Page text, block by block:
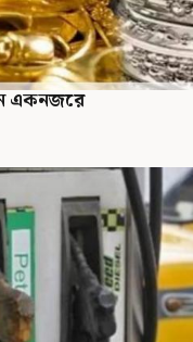
একনজরে